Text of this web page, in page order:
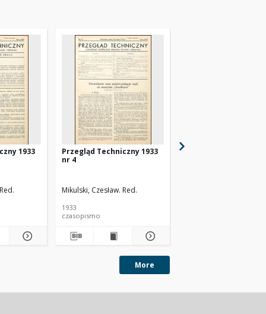
1933
Przegląd Techniczny 1933
nr 4
Mikulski, Czesław. Red.
1933
czasopismo
More